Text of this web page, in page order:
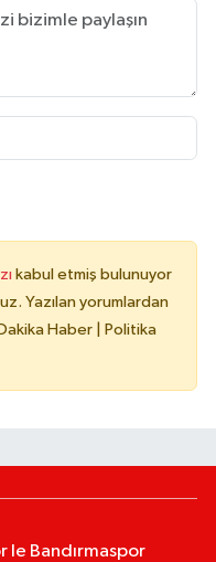
kabul etmiş bulunuyor
Yazılan yorumlardan
Haber | Politika
le Bandırmaspor